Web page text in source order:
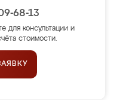
68-13
для консультации и
стоимости.